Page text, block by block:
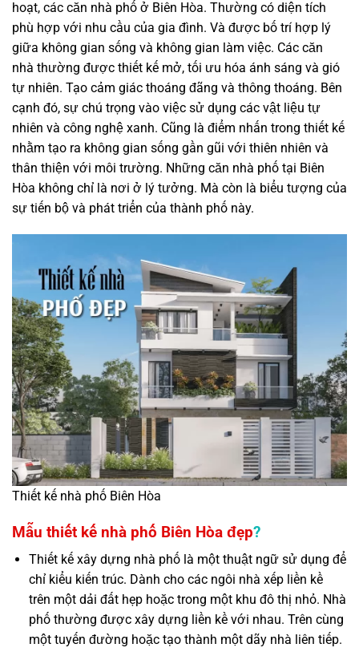
hoạt, các căn nhà phố ở Biên Hòa. Thường có diện tích
phù hợp với nhu cầu của gia đình. Và được bố trí hợp lý
giữa không gian sống và không gian làm việc. Các căn
nhà thường được thiết kế mở, tối ưu hóa ánh sáng và gió
tự nhiên. Tạo cảm giác thoáng đãng và thông thoáng. Bên
cạnh đó, sự chú trọng vào việc sử dụng các vật liệu tự
nhiên và công nghệ xanh. Cũng là điểm nhấn trong thiết kế
nhằm tạo ra không gian sống gần gũi với thiên nhiên và
thân thiện với môi trường. Những căn nhà phố tại Biên
Hòa không chỉ là nơi ở lý tưởng. Mà còn là biểu tượng của
sự tiến bộ và phát triển của thành phố này.
Thiết kế nhà phố Biên Hòa
Mẫu thiết kế nhà phố Biên Hòa đẹp?
Thiết kế xây dựng nhà phố là một thuật ngữ sử dụng để
chỉ kiểu kiến trúc. Dành cho các ngôi nhà xếp liền kề
trên một dải đất hẹp hoặc trong một khu đô thị nhỏ. Nhà
phố thường được xây dựng liền kề với nhau. Trên cùng
một tuyến đường hoặc tạo thành một dãy nhà liên tiếp.